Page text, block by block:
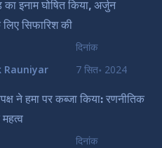
इनाम घोषित किया, अर्जुन
सिफारिश की
Rauniyar
दिनांक
7 सित॰ 2024
ने हमा पर कब्जा किया: रणनीतिक
दिनांक